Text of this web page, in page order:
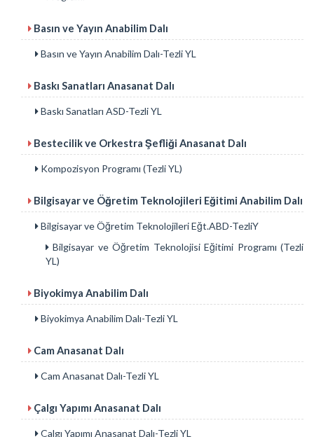
Basın ve Yayın Anabilim Dalı
Basın ve Yayın Anabilim Dalı-Tezli YL
Baskı Sanatları Anasanat Dalı
Baskı Sanatları ASD-Tezli YL
Bestecilik ve Orkestra Şefliği Anasanat Dalı
Kompozisyon Programı (Tezli YL)
Bilgisayar ve Öğretim Teknolojileri Eğitimi Anabilim Dalı
Bilgisayar ve Öğretim Teknolojileri Eğt.ABD-TezliY
Bilgisayar ve Öğretim Teknolojisi Eğitimi Programı (Tezli
YL)
Biyokimya Anabilim Dalı
Biyokimya Anabilim Dalı-Tezli YL
Cam Anasanat Dalı
Cam Anasanat Dalı-Tezli YL
Çalgı Yapımı Anasanat Dalı
Çalgı Yapımı Anasanat Dalı-Tezli YL